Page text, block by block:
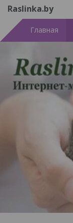
Raslinka.by
Главная